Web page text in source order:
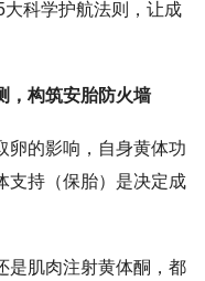
、提重物（超过5公
时排空小便，憋尿过长
，构筑安胎防火墙
卵的影响，自身黄体功
支持（保胎）是决定成
是肌肉注射黄体酮，都